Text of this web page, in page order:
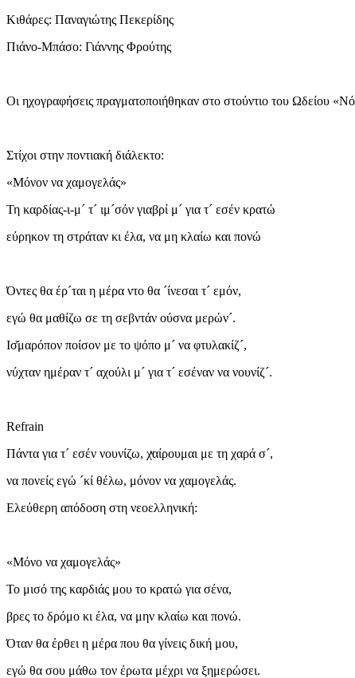
Κιθάρες: Παναγιώτης Πεκερίδης
Πιάνο-Μπάσο: Γιάννης Φρούτης
Οι ηχογραφήσεις πραγματοποιήθηκαν στο στούντιο του Ωδείου
Στίχοι στην ποντιακή διάλεκτο:
«Μόνον να χαμογελάς»
Τη καρδίας-ι-μ´ τ´ ιμ´σόν γιαβρί μ´ για τ´ εσέν κρατώ
εύρηκον τη στράταν κι έλα, να μη κλαίω και πονώ
Όντες θα έρ´ται η μέρα ντο θα ´ίνεσαι τ´ εμόν,
εγώ θα μαθίζω σε τη σεβντάν ούσνα μερών´.
Ισ̌μαρόπον ποίσον με το ψόπο μ´ να φτυλακίζ´,
νύχταν ημέραν τ´ αχούλι μ´ για τ´ εσέναν να νουνίζ´.
Refrain
Πάντα για τ´ εσέν νουνίζω, χͮαίρουμαι με τη χαρά σ´,
να πονείς εγώ ´κί θέλω, μόνον να χαμογελάς.
Ελεύθερη απόδοση στη νεοελληνική:
«Μόνο να χαμογελάς»
Το μισό της καρδιάς μου το κρατώ για σένα,
βρες το δρόμο κι έλα, να μην κλαίω και πονώ.
Όταν θα έρθει η μέρα που θα γίνεις δική μου,
εγώ θα σου μάθω τον έρωτα μέχρι να ξημερώσει.